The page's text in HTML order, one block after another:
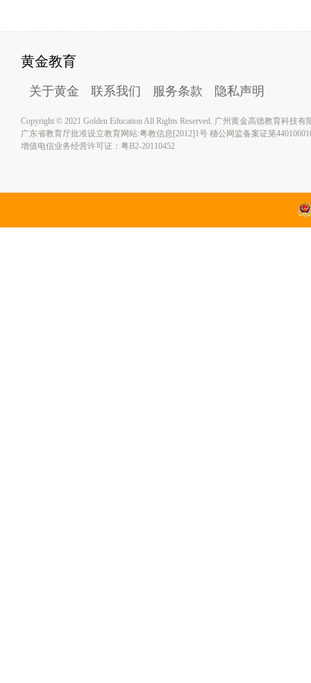
黄金教育
关于黄金 联系我们 服务条款 隐私声明
Copyright © 2021 Golden Education All Rights Reserved. 广州黄金高德教育科技有
广东省教育厅批准设立教育网站:粤教信息[2012]1号 穗公网监备案证第
增值电信业务经营许可证：粤B2-20110452